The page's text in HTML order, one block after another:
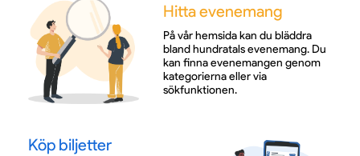
Hitta evenemang
På vår hemsida kan du bläddra
bland hundratals evenemang. Du
kan finna evenemangen genom
kategorierna eller via
sökfunktionen.
Köp biljetter